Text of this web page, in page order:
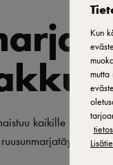
kaikille
ja
Kun